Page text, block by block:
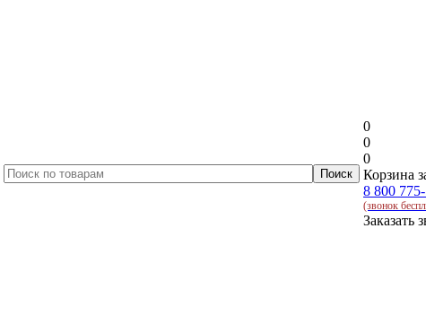
0
0
0
Корзина
8 800
(звонок
Заказать